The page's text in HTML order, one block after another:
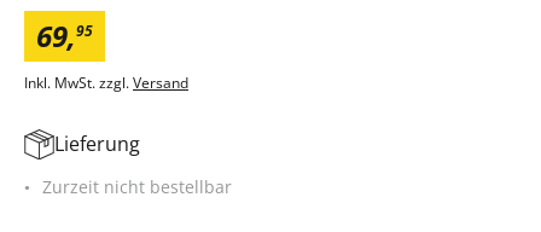
69,95
Inkl. MwSt. zzgl.Versand
Lieferung
Zurzeit nicht bestellbar